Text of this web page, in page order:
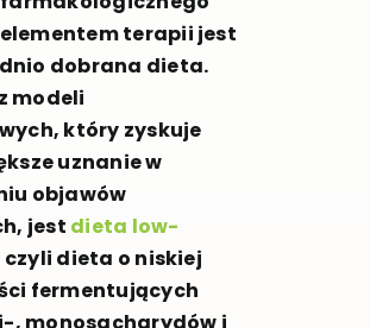
terapii jest
dobrana dieta.
modeli
który zyskuje
uznanie w
objawów
jest dieta low-
czyli dieta o niskiej
fermentujących